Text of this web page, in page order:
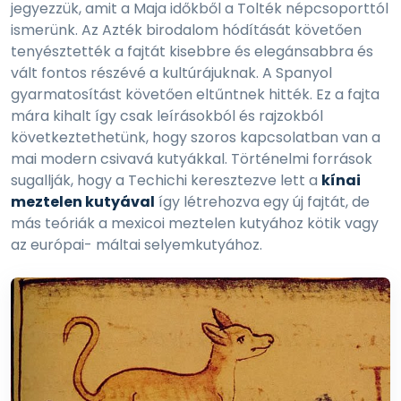
jegyezzük, amit a Maja időkből a Tolték népcsoporttól
ismerünk. Az Azték birodalom hódítását követően
tenyésztették a fajtát kisebbre és elegánsabbra és
vált fontos részévé a kultúrájuknak. A Spanyol
gyarmatosítást követően eltűntnek hitték. Ez a fajta
mára kihalt így csak leírásokból és rajzokból
következtethetünk, hogy szoros kapcsolatban van a
mai modern csivavá kutyákkal. Történelmi források
sugallják, hogy a Techichi keresztezve lett a kínai
meztelen kutyával így létrehozva egy új fajtát, de
más teóriák a mexicoi meztelen kutyához kötik vagy
az európai- máltai selyemkutyához.